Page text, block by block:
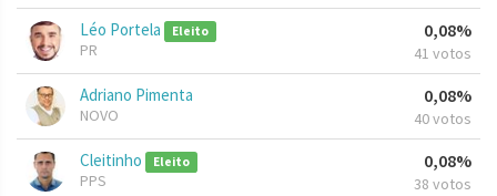
Léo Portela Eleito
PR
0,08%
41 votos
Adriano Pimenta
NOVO
0,08%
40 votos
Cleitinho Eleito
PPS
0,08%
38 votos